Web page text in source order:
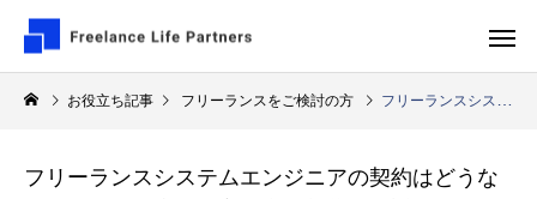
お役立ち記事 フリーランスをご検討の方 フリーランスシステムエンジニアの契約はどうなっている？仕事の仕方や多い年代を解説
フリーランスシステムエンジニアの契約はどうな